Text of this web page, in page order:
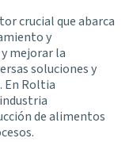
crucial que abarca
y
mejorar la
soluciones y
En Roltia
de alimentos